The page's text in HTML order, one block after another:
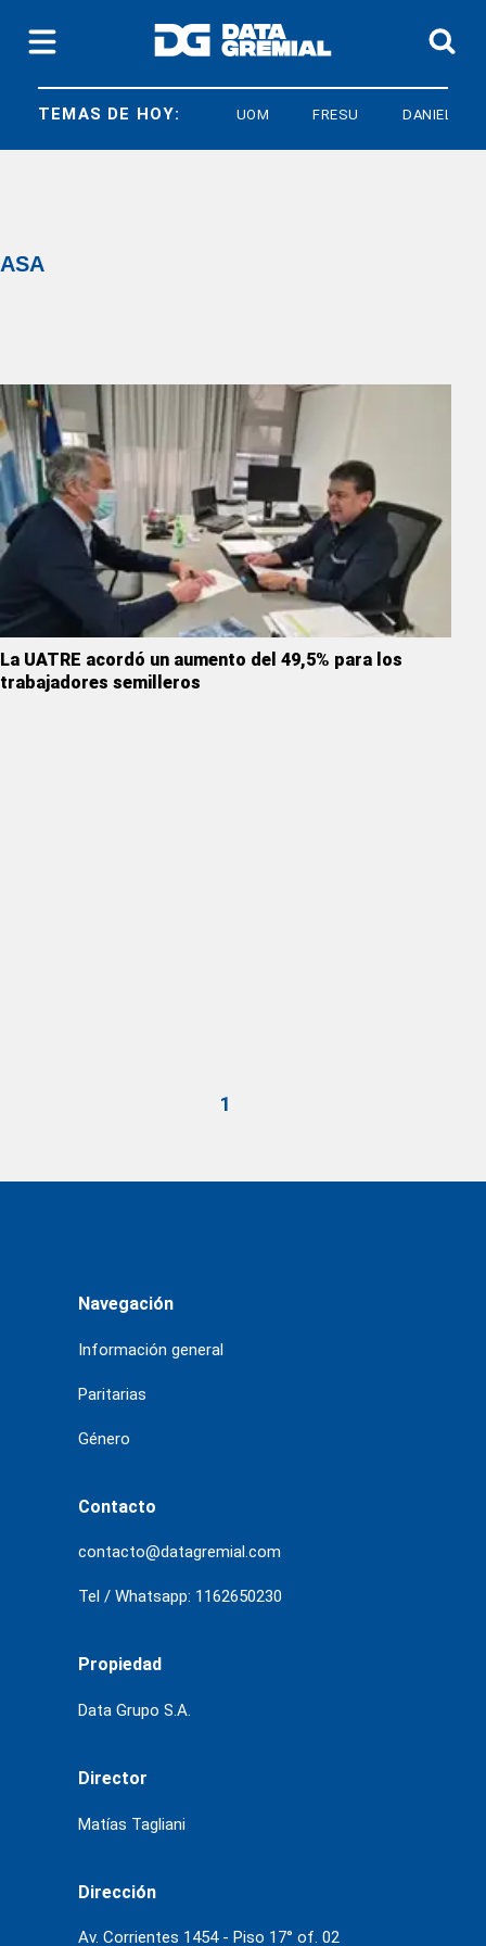
TEMAS DE HOY: UOM FRESU DANIEL
ASA
La UATRE acordó un aumento del 49,5% para los
trabajadores semilleros
1
Navegación
Información general
Paritarias
Género
Contacto
contacto@datagremial.com
Tel / Whatsapp: 1162650230
Propiedad
Data Grupo S.A.
Director
Matías Tagliani
Dirección
Av. Corrientes 1454 - Piso 17° of. 02